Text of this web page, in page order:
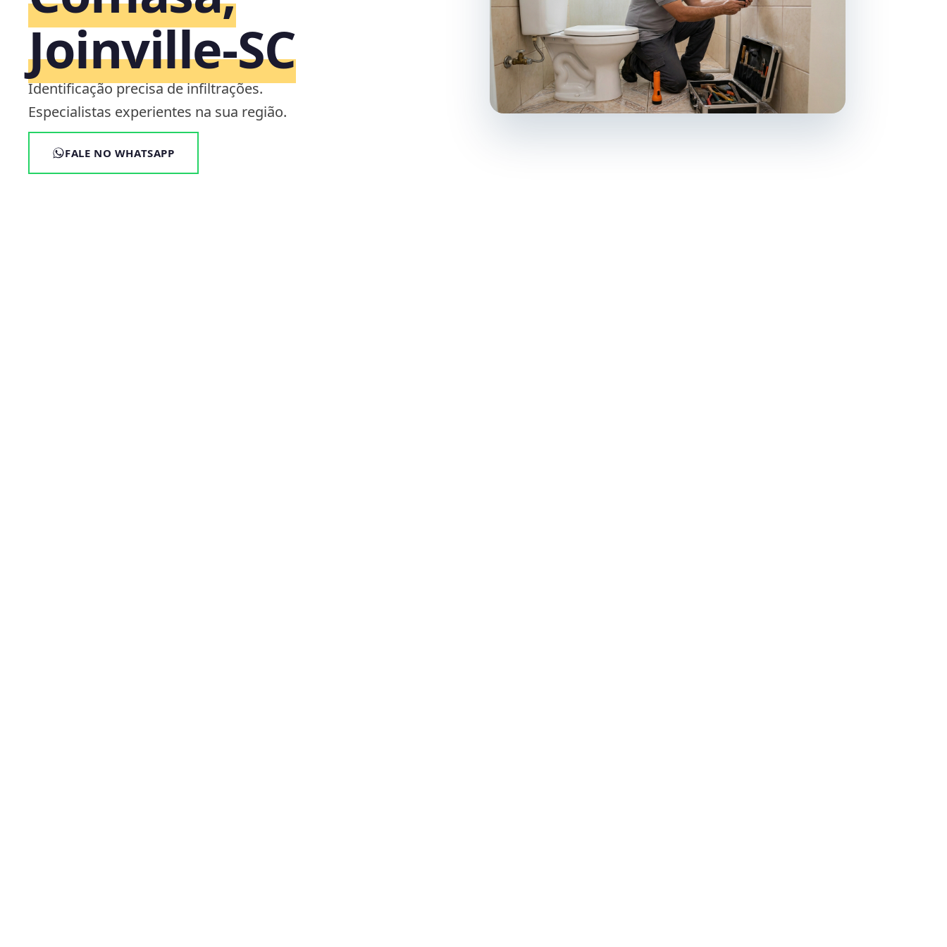
Joinville‑SC
Identificação precisa de infiltrações.
Especialistas experientes na sua região.
FALE NO WHATSAPP